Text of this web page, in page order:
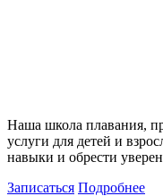
Наша школа плавания,
услуги для детей и
навыки и обрести
Записаться Подробнее